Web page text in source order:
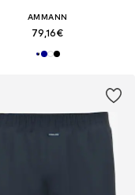
AMMANN
79,16€